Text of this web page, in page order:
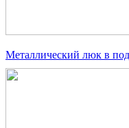
Металлический люк в